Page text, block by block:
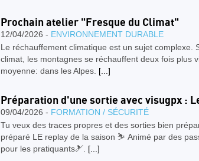
Prochain atelier "Fresque du Climat"
12/04/2026 - ENVIRONNEMENT DURABLE
Le réchauffement climatique est un sujet complexe.
climat, les montagnes se réchauffent deux fois plus
moyenne: dans les Alpes. [...]
Préparation d'une sortie avec visugpx :
09/04/2026 - FORMATION / SÉCURITÉ
Tu veux des traces propres et des sorties bien
préparé LE replay de la saison ⛷️ Animé par des
pour les pratiquants🎿. [...]